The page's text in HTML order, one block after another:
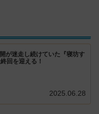
が迷走し続けていた『寝坊す
回を迎える！
2025.06.28